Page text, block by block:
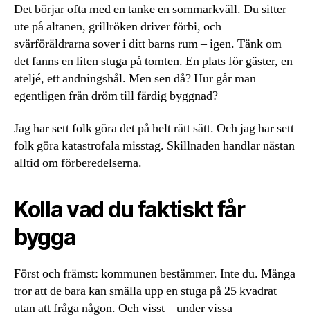
Det börjar ofta med en tanke en sommarkväll. Du sitter
ute på altanen, grillröken driver förbi, och
svärföräldrarna sover i ditt barns rum – igen. Tänk om
det fanns en liten stuga på tomten. En plats för gäster, en
ateljé, ett andningshål. Men sen då? Hur går man
egentligen från dröm till färdig byggnad?
Jag har sett folk göra det på helt rätt sätt. Och jag har sett
folk göra katastrofala misstag. Skillnaden handlar nästan
alltid om förberedelserna.
Kolla vad du faktiskt får
bygga
Först och främst: kommunen bestämmer. Inte du. Många
tror att de bara kan smälla upp en stuga på 25 kvadrat
utan att fråga någon. Och visst – under vissa